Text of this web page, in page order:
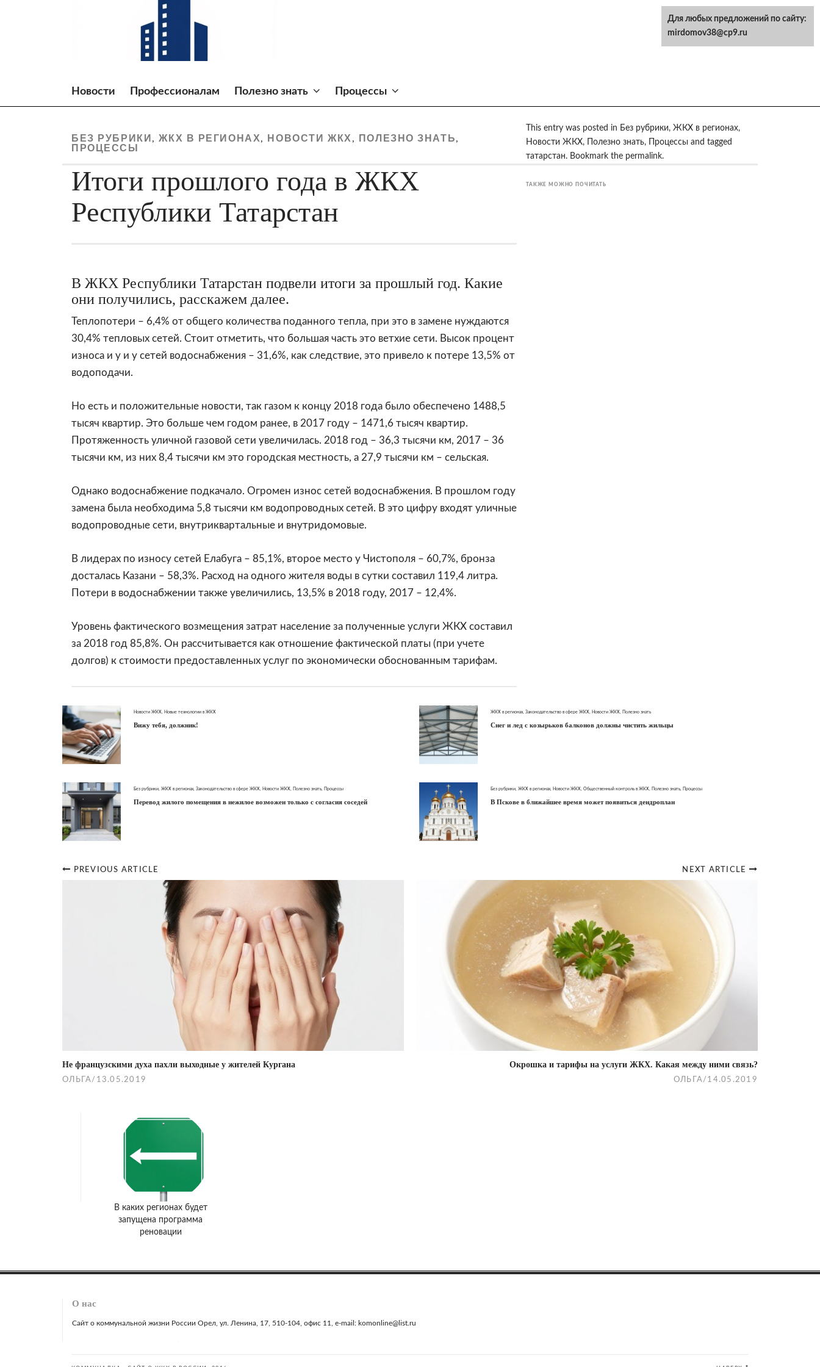
Новости Профессионалам Полезно знать Процессы
БЕЗ РУБРИКИ ,ЖКХ В РЕГИОНАХ, НОВОСТИ ЖКХ , ПОЛЕЗНО ЗНАТЬ,
ПРОЦЕССЫ
Итоги прошлого года в ЖКХ
Республики Татарстан
В ЖКХ Республики Татарстан подвели итоги за прошлый год. Какие
они получились, расскажем далее.
Теплопотери – 6,4% от общего количества поданного тепла, при это в замене нуждаются
30,4% тепловых сетей. Стоит отметить, что большая часть это ветхие сети. Высок процент
износа и у и у сетей водоснабжения – 31,6%, как следствие, это привело к потере 13,5% от
водоподачи.
Но есть и положительные новости, так газом к концу 2018 года было обеспечено 1488,5
тысяч квартир. Это больше чем годом ранее, в 2017 году – 1471,6 тысяч квартир.
Протяженность уличной газовой сети увеличилась. 2018 год – 36,3 тысячи км, 2017 – 36
тысячи км, из них 8,4 тысячи км это городская местность, а 27,9 тысячи км – сельская.
Однако водоснабжение подкачало. Огромен износ сетей водоснабжения. В прошлом году
замена была необходима 5,8 тысячи км водопроводных сетей. В это цифру входят уличные
водопроводные сети, внутриквартальные и внутридомовые.
В лидерах по износу сетей Елабуга – 85,1%, второе место у Чистополя – 60,7%, бронза
досталась Казани – 58,3%. Расход на одного жителя воды в сутки составил 119,4 литра.
Потери в водоснабжении также увеличились, 13,5% в 2018 году, 2017 – 12,4%.
Уровень фактического возмещения затрат население за полученные услуги ЖКХ составил
за 2018 год 85,8%. Он рассчитывается как отношение фактической платы (при учете
долгов) к стоимости предоставленных услуг по экономически обоснованным тарифам.
This entry was posted in Без рубрики, ЖКХ в регионах,
Новости ЖКХ, Полезно знать, Процессы and tagged
татарстан. Bookmark the permalink.
ТАКЖЕ МОЖНО ПОЧИТАТЬ
Новости ЖКХ Новые технологии в ЖКХ
Вижу тебя, должник!
ЖКХ в регионах Законодательство в сфере ЖКХ Новости ЖКХ Полезно знать
Снег и лед с козырьков балконов должны чистить жильцы
Без рубрики ЖКХ в регионах Законодательство в сфере ЖКХ Новости ЖКХ Полезно знать, Процессы
Перевод жилого помещения в нежилое возможен только с согласия соседей
Без рубрики ЖКХ в регионах Новости ЖКХ Общественный контроль в ЖКХ Полезно знать, Процессы
В Пскове в ближайшее время может появиться дендроплан
NEXT ARTICLE
Окрошка и тарифы на услуги ЖКХ. Какая между ними связь?
ОЛЬГА / 14.05.2019
PREVIOUS ARTICLE
Не французскими духа пахли выходные у жителей Кургана
ОЛЬГА / 13.05.2019
В каких регионах будет
запущена программа
реновации
О нас
Сайт о коммунальной жизни России Орел, ул. Ленина, 17, 510-104, офис 11, e-mail: komonline@list.ru
Для любых предложений по сайту:
mirdomov38@cp9.ru